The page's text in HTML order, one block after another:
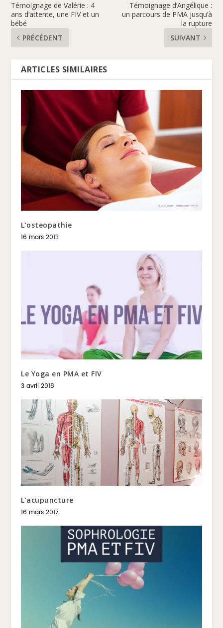
Témoignage de Valérie : 4
ans d’attente, une FIV et un
bébé
PRÉCÉDENT
Témoignage d’Angélique :
un parcours de PMA jusqu’à
la rupture
SUIVANT
ARTICLES SIMILAIRES
L’osteopathie
16 mars 2013
Le Yoga en PMA et FIV
3 avril 2018
L’acupuncture
16 mars 2017